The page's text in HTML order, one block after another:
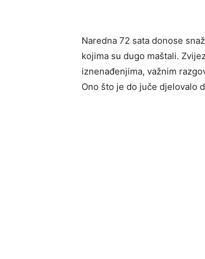
Naredna 72 sata donose
kojima su dugo maštali.
iznenađenjima, važnim
Ono što je do juče djelovalo